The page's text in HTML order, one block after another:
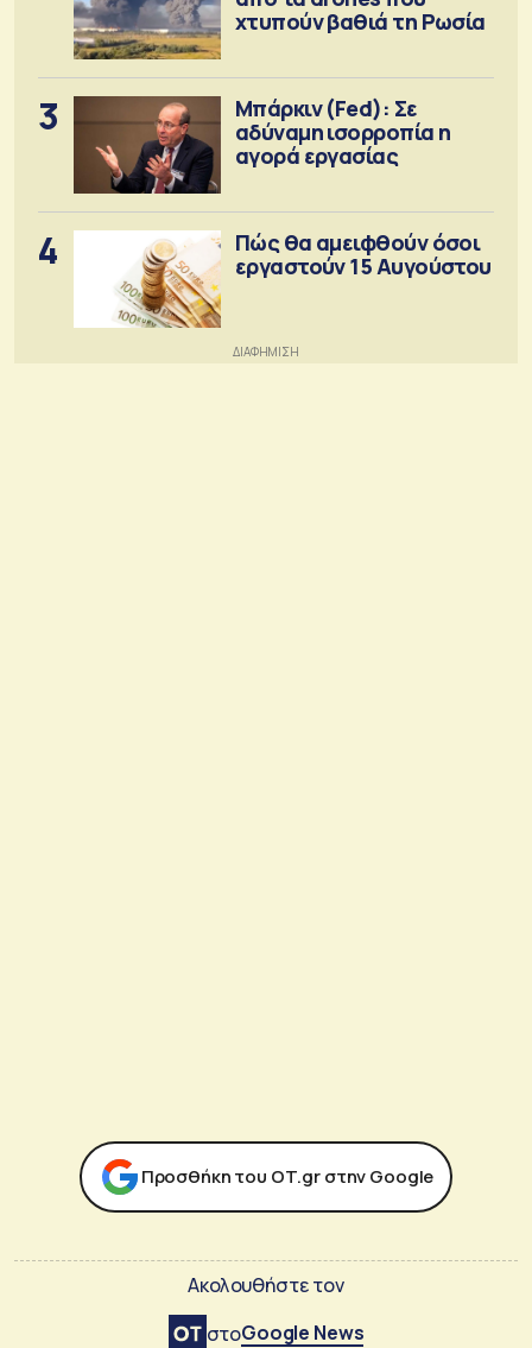
χτυπούν βαθιά τη Ρωσία
3
Μπάρκιν (Fed): Σε
αδύναμη ισορροπία η
αγορά εργασίας
4
Πώς θα αμειφθούν όσοι
εργαστούν 15 Αυγούστου
Προσθήκη του ΟΤ.gr στην Google
Ακολουθήστε τον
στοGoogle News